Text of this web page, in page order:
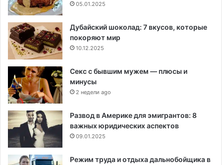
05.01.2025
Дубайский шоколад: 7 вкусов, которые
покоряют мир
10.12.2025
Секс с бывшим мужем — плюсы и
минусы
2 недели ago
Развод в Америке для эмигрантов: 8
важных юридических аспектов
09.01.2025
Режим труда и отдыха дальнобойщика в